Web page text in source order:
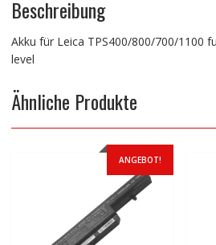
Beschreibung
Akku für Leica TPS400/800/700/1100
level
Ähnliche Produkte
ANGEBOT!